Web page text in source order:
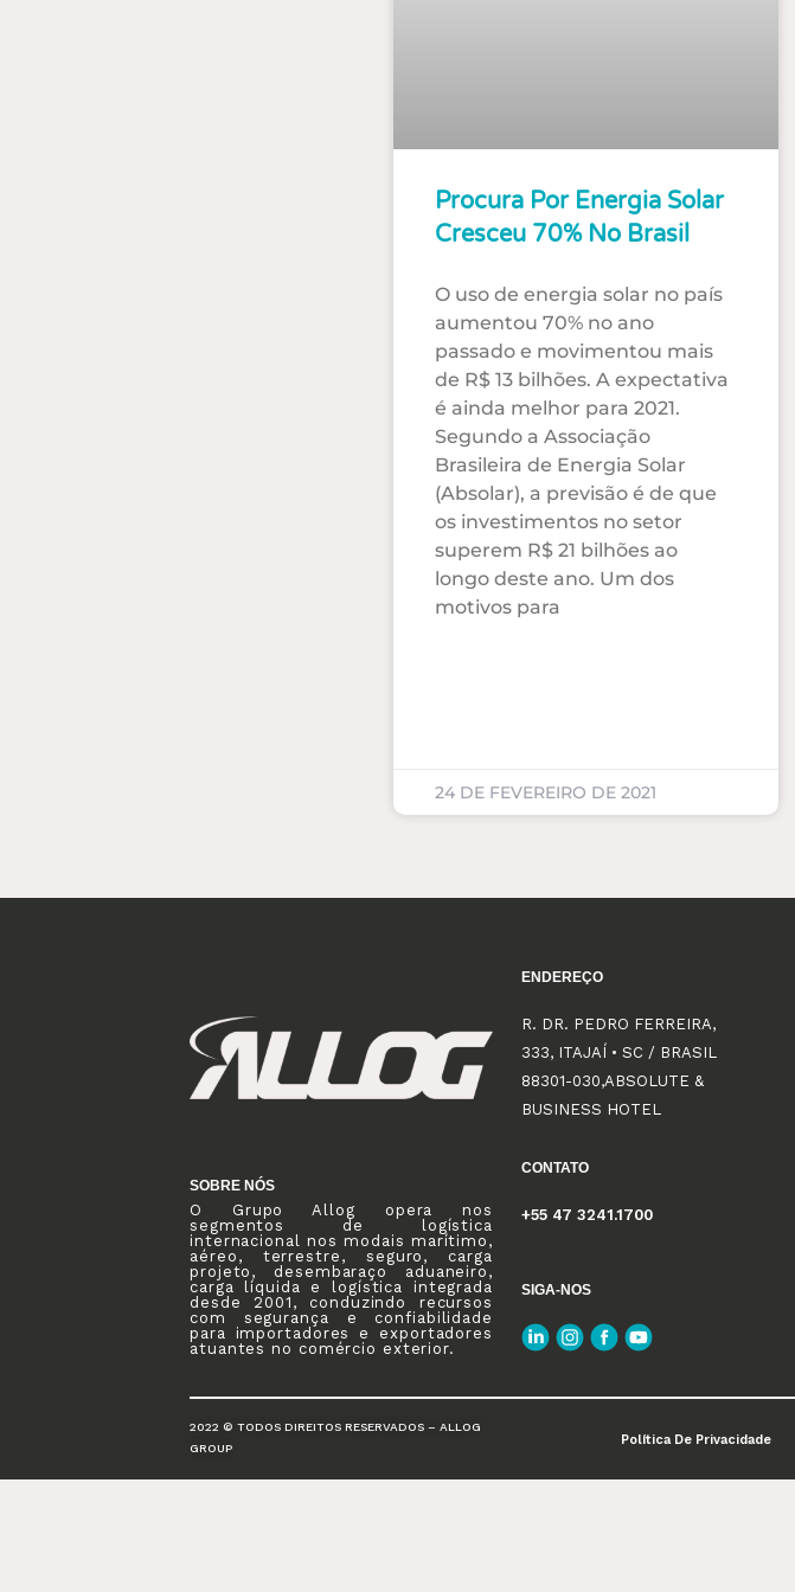
Procura Por Energia Solar
Cresceu 70% No Brasil
O uso de energia solar no país
aumentou 70% no ano
passado e movimentou mais
de R$ 13 bilhões. A expectativa
é ainda melhor para 2021.
Segundo a Associação
Brasileira de Energia Solar
(Absolar), a previsão é de que
os investimentos no setor
superem R$ 21 bilhões ao
longo deste ano. Um dos
motivos para
24 DE FEVEREIRO DE 2021
SOBRE NÓS
O Grupo Allog opera nos
segmentos de logística
internacional nos modais marítimo,
aéreo, terrestre, seguro, carga
projeto, desembaraço aduaneiro,
carga líquida e logística integrada
desde 2001, conduzindo recursos
com segurança e confiabilidade
para importadores e exportadores
atuantes no comércio exterior.
ENDEREÇO
R. DR. PEDRO FERREIRA,
333, ITAJAÍ • SC / BRASIL
88301-030,ABSOLUTE &
BUSINESS HOTEL
CONTATO
+55 47 3241.1700
SIGA-NOS
2022 © TODOS DIREITOS RESERVADOS – ALLOG
GROUP
Política De Privacidade